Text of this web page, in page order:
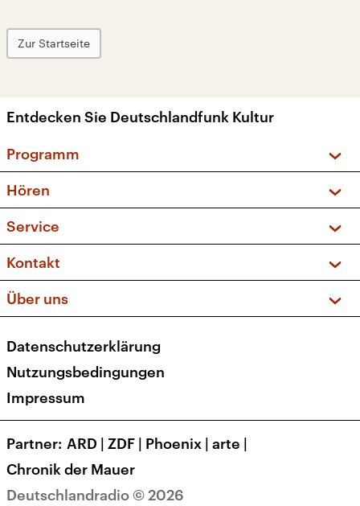
Zur Startseite
Entdecken Sie Deutschlandfunk Kultur
Programm
Sendungen und Podcasts
Musikliste
Kakadu – Das Kinderprogramm
Hören
Frequenzen (UKW + DAB+)
Service
FAQ
Apps
Newsletter
Veranstaltungen
Kontakt
Social Media
Über uns
Presse
Karriere
Transparenz
Deutschlandradio © 2026
Datenschutzerklärung
Nutzungsbedingungen
Impressum
Partner ARD | ZDF | Phoenix | arte |
Chronik der Mauer